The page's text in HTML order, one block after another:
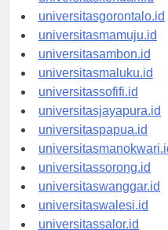
universitaskendari.id
universitasgorontalo.id
universitasmamuju.id
universitasambon.id
universitasmaluku.id
universitassofifi.id
universitasjayapura.id
universitaspapua.id
universitasmanokwari.id
universitassorong.id
universitaswanggar.id
universitaswalesi.id